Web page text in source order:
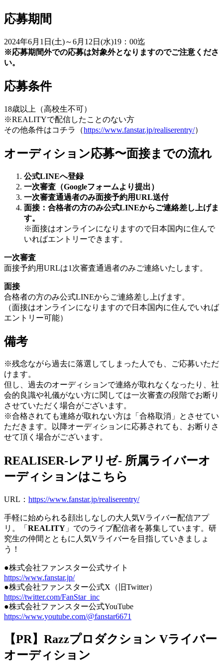
応募期間
2024年6月1日(土)～6月12日(水)19：00迄
※応募期間外での応募は対象外となりますのでご注意くださ
い。
応募条件
18歳以上（高校生不可）
※REALITYで配信したことのない方
その他条件はコチラ（https://www.fanstar.jp/realiserentry/）
オーディション応募〜面接までの流れ
公式LINEへ登録
一次審査（Googleフォームより提出）
一次審査通過者のみ面接予約用URL送付
面接：合格者の方のみ公式LINEからご連絡差し上げま
す。
※面接はオンラインになりますので日本国内に住んで
いればエントリーできます。
一次審査
面接予約用URLは1次審査通過者のみご連絡いたします。
面接
合格者の方のみ公式LINEからご連絡差し上げます。
（面接はオンラインになりますので日本国内に住んでいれば
エントリー可能）
備考
※残念ながら過去に落選してしまった人でも、ご応募いただ
けます。
但し、過去のオーディションで連絡が取れなくなったり、社
会的良識や礼儀がない方に関しては一次審査の段階でお断り
させていただく場合がございます。
※合格されても連絡が取れない方は「合格取消」とさせてい
ただきます。以降オーディションに応募されても、お断りさ
せて頂く場合がございます。
REALISER-レアリゼ- 所属ライバーオ
ーディションはこちら
URL： https://www.fanstar.jp/realiserentry/
手軽に始められる顔出しなしの大人気Vライバー配信アプ
リ。「 REALITY 」でのライブ配信者を募集しています。研
究生の仲間とともに人気Vライバーを目指していきましょ
う！
●株式会社ファンスター公式サイト
https://www.fanstar.jp/
●株式会社ファンスター公式X（旧Twitter）
https://twitter.com/FanStar_inc
●株式会社ファンスター公式YouTube
https://www.youtube.com/@fanstar6671
【PR】Razzプロダクション Vライバー
オーディション